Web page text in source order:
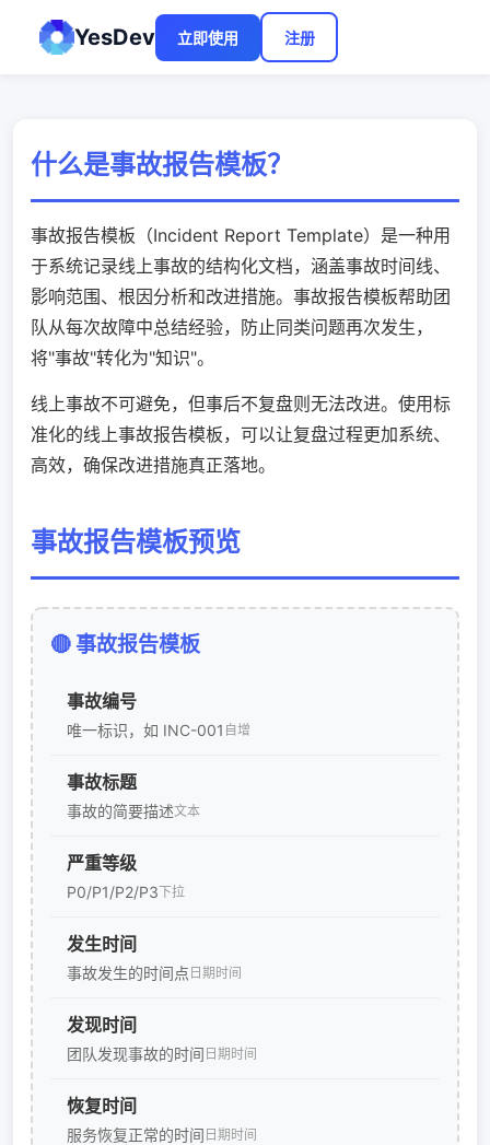
YesDev 立即使用 注册
什么是事故报告模板？
事故报告模板（Incident Report Template）是一种用
于系统记录线上事故的结构化文档，涵盖事故时间线、
影响范围、根因分析和改进措施。事故报告模板帮助团
队从每次故障中总结经验，防止同类问题再次发生，
将"事故"转化为"知识"。
线上事故不可避免，但事后不复盘则无法改进。使用标
准化的线上事故报告模板，可以让复盘过程更加系统、
高效，确保改进措施真正落地。
事故报告模板预览
🔴 事故报告模板
事故编号
唯一标识，如 INC-001 自增
事故标题
事故的简要描述文本
严重等级
P0/P1/P2/P3下拉
发生时间
事故发生的时间点 日期时间
发现时间
团队发现事故的时间 日期时间
恢复时间
服务恢复正常的时间 日期时间